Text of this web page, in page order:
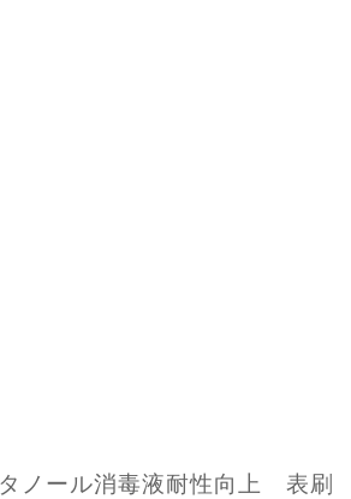
ノール消毒液耐性向上 表刷